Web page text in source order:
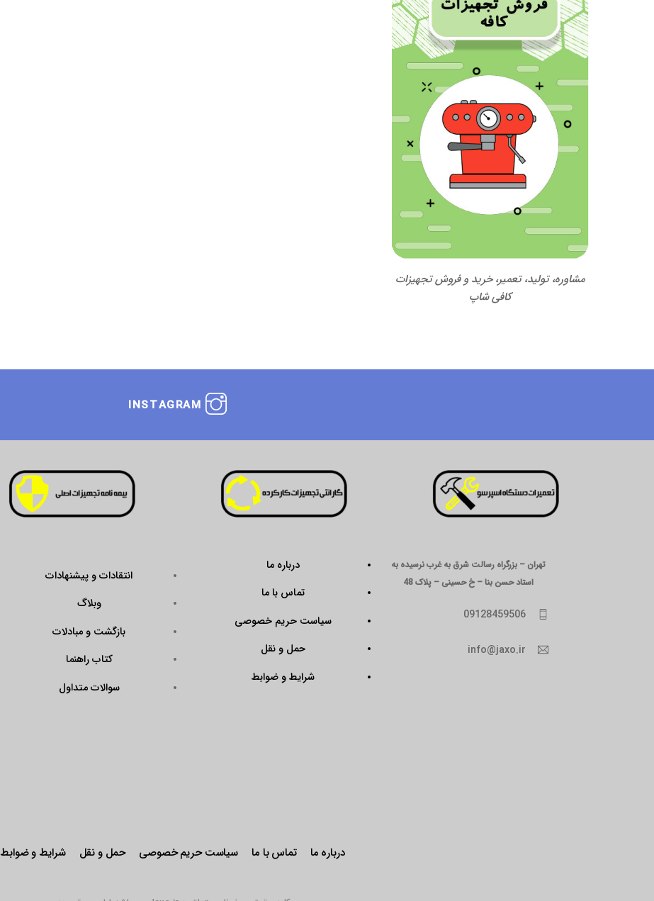
مشاوره، تولید، تعمیر، خرید و فروش تجهیزات
کافی شاپ
INSTAGRAM
تهران – بزرگراه رسالت شرق به غرب نرسیده به
استاد حسن بنا – خ حسینی – پلاک 48
09128459506
info@jaxo.ir
درباره ما
تماس با ما
سیاست حریم خصوصی
حمل و نقل
شرایط و ضوابط
انتقادات و پیشنهادات
وبلاگ
بازگشت و مبادلات
کتاب راهنما
سوالات متداول
درباره ما تماس با ما سیاست حریم خصوصی حمل و نقل شرایط و ضوابط